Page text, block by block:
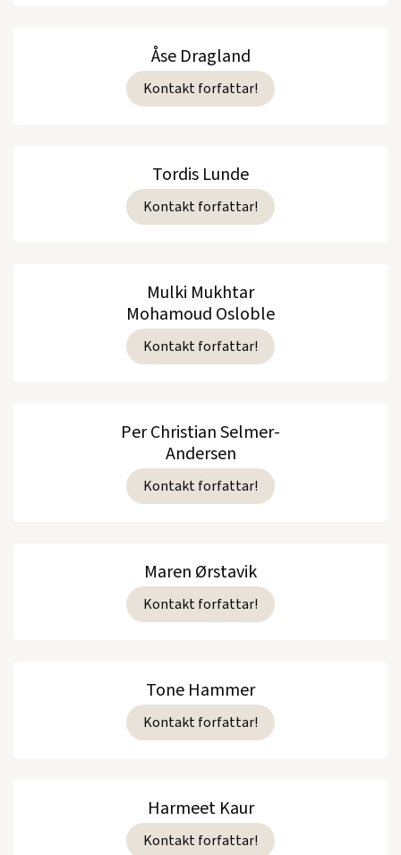
Åse Dragland
Kontakt forfattar!
Tordis Lunde
Kontakt forfattar!
Mulki Mukhtar
Mohamoud Osloble
Kontakt forfattar!
Per Christian Selmer-
Andersen
Kontakt forfattar!
Maren Ørstavik
Kontakt forfattar!
Tone Hammer
Kontakt forfattar!
Harmeet Kaur
Kontakt forfattar!